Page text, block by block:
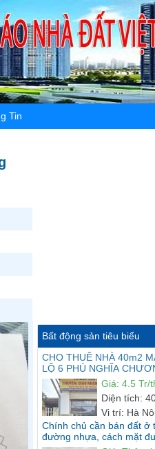
Tin
Bất động sản tiêu biểu
CHO THUÊ NHÀ 40m2
LỘ 6 PHÚ NGHĨA
TRIỆU/THÁNGGiá: 4.5 Tr/
Diện tích:
Vị trí: Hà
Chính chủ cần bán đất ở
đường nhựa, cách mặt
đai KCN 20m, gần Nhà
Giá:Thỏa
Diện tích:
Vị trí: Hà